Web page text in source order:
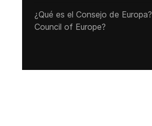
¿Qué es el Consejo de Europa?
Council of Europe?